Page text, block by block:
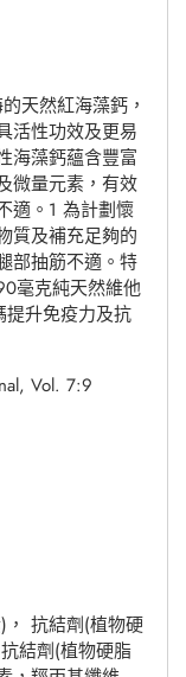
天然紅海藻鈣，
活性功效及更易
海藻鈣蘊含豐富
微量元素，有效
適。1 為計劃懷
質及補充足夠的
部抽筋不適。特
毫克純天然維他
提升免疫力及抗
Vol. 7:9
抗結劑(植物硬
結劑(植物硬脂